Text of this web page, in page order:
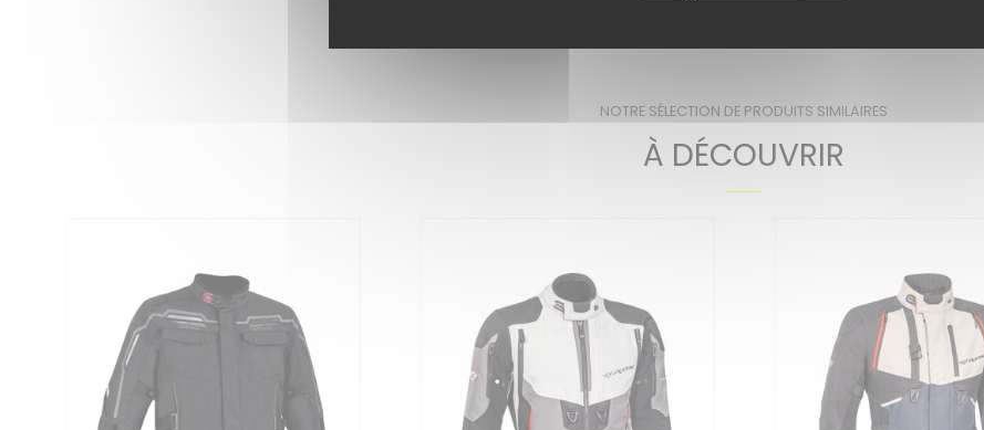
NOTRE SÉLECTION DE PRODUITS SIMILAIRES
À DÉCOUVRIR